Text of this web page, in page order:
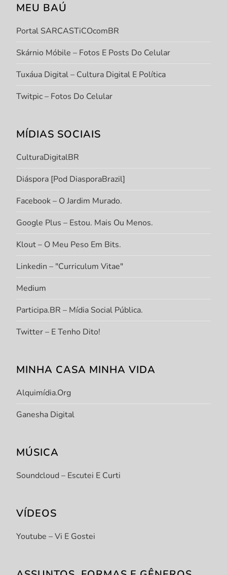
MEU BAÚ
Portal SARCASTiCOcomBR
Skárnio Móbile – Fotos E Posts Do Celular
Tuxáua Digital – Cultura Digital E Política
Twitpic – Fotos Do Celular
MÍDIAS SOCIAIS
CulturaDigitalBR
Diáspora [Pod DiasporaBrazil]
Facebook – O Jardim Murado.
Google Plus – Estou. Mais Ou Menos.
Klout – O Meu Peso Em Bits.
Linkedin – "Curriculum Vitae"
Medium
Participa.BR – Mídia Social Pública.
Twitter – E Tenho Dito!
MINHA CASA MINHA VIDA
Alquimídia.org
Ganesha Digital
MÚSICA
Soundcloud – Escutei E Curti
VÍDEOS
Youtube – Vi E Gostei